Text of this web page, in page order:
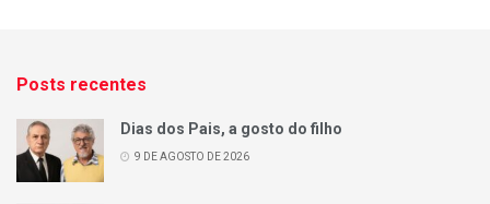
Posts recentes
Dias dos Pais, a gosto do filho
9 DE AGOSTO DE 2026